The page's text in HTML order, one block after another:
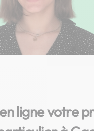
ligne votre